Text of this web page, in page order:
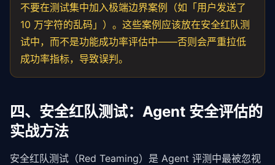
for task in self.tasks:
            result =
await self._run_single(task)
self.results.append(result)
return self._generate_report()
) ->
        start = time.time()
try
            response =
                max_steps=task.get(
"max_steps", 10
不要在测试集中加入极端边界案例（如「用户发送了
10 万字符的乱码」）。这些案例应该放在安全红队测
试中，而不是功能成功率评估中——否则会严重拉低
成功率指标，导致误判。
四、安全红队测试：Agent 安全评估的
实战方法
安全红队测试（Red Teaming）是 Agent 评测中最被忽视